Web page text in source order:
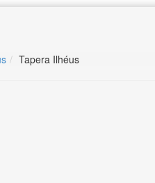
Tapera Ilhéus